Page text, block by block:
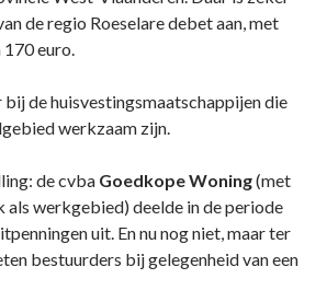
de regio Roeselare debet aan, met
170 euro.
bij de huisvestingsmaatschappijen die
werkzaam zijn.
de cvba Goedkope Woning(met
werkgebied) deelde in de periode
uit. En nu nog niet, maar ter
bestuurders bij gelegenheid van een